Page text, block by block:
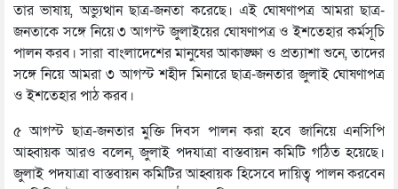
তার ভাষায়, অভ্যুত্থান ছাত্র-জনতা করেছে। এই ঘোষণাপত্র আমরা ছাত্র-
জনতাকে সঙ্গে নিয়ে ৩ আগস্ট জুলাইয়ের ঘোষণাপত্র ও ইশতেহার কর্মসূচি
পালন করব। সারা বাংলাদেশের মানুষের আকাঙ্ক্ষা ও প্রত্যাশা শুনে, তাদের
সঙ্গে নিয়ে আমরা ৩ আগস্ট শহীদ মিনারে ছাত্র-জনতার জুলাই ঘোষণাপত্র
ও ইশতেহার পাঠ করব।
৫ আগস্ট ছাত্র-জনতার মুক্তি দিবস পালন করা হবে জানিয়ে এনসিপি
আহ্বায়ক আরও বলেন, জুলাই পদযাত্রা বাস্তবায়ন কমিটি গঠিত হয়েছে।
জুলাই পদযাত্রা বাস্তবায়ন কমিটির আহ্বায়ক হিসেবে দায়িত্ব পালন করবেন